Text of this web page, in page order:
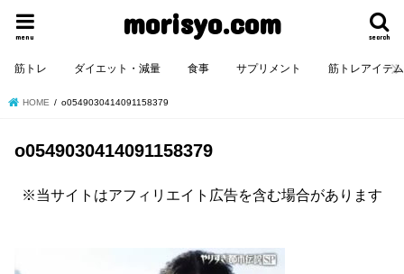
morisyo.com search
menu
筋トレ ダイエット・減量 食事 サプリメント 筋トレアイテム
HOME o0549030414091158379
o0549030414091158379
※当サイトはアフィリエイト広告を含む場合があります